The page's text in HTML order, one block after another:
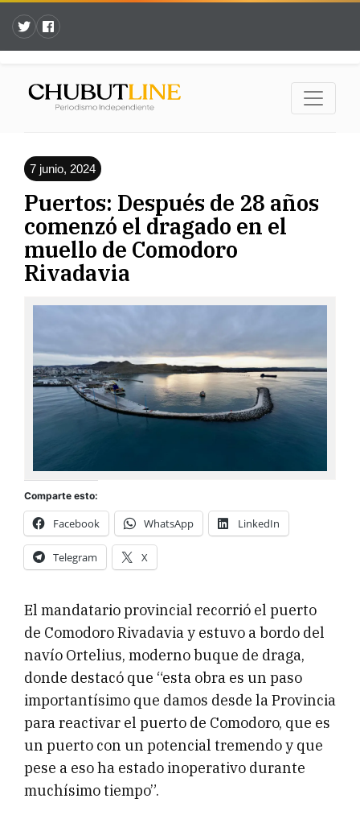
7 junio, 2024
Puertos: Después de 28 años
comenzó el dragado en el
muello de Comodoro
Rivadavia
Comparte esto:
Facebook WhatsApp LinkedIn
Telegram X
El mandatario provincial recorrió el puerto
de Comodoro Rivadavia y estuvo a bordo del
navío Ortelius, moderno buque de draga,
donde destacó que “esta obra es un paso
importantísimo que damos desde la Provincia
para reactivar el puerto de Comodoro, que es
un puerto con un potencial tremendo y que
pese a eso ha estado inoperativo durante
muchísimo tiempo”.